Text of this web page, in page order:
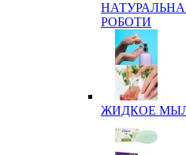
РОБОТИ
ЖИДКОЕ